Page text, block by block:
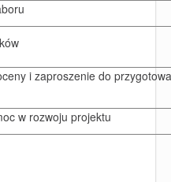
i zaproszenie do
w rozwoju projektu